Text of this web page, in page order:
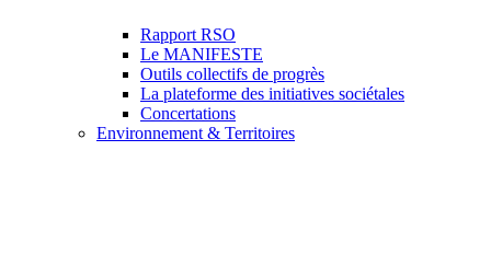
Rapport RSO
Le MANIFESTE
Outils collectifs de progrès
La plateforme des initiatives sociétales
Concertations
Environnement & Territoires